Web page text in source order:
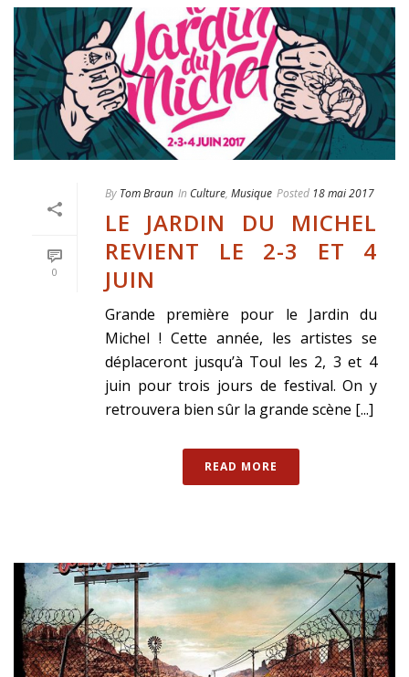
0
By Tom Braun In Culture, Musique Posted 18 mai 2017
LE JARDIN DU MICHEL
REVIENT LE 2-3 ET 4
JUIN
Grande première pour le Jardin du
Michel ! Cette année, les artistes se
déplaceront jusqu’à Toul les 2, 3 et 4
juin pour trois jours de festival. On y
retrouvera bien sûr la grande scène [...]
READ MORE